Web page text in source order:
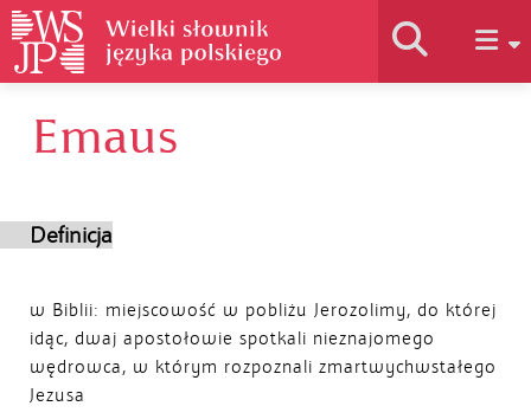
Autorzy
Emaus
Definicja
w Biblii: miejscowość w pobliżu Jerozolimy, do której
idąc, dwaj apostołowie spotkali nieznajomego
wędrowca, w którym rozpoznali zmartwychwstałego
Jezusa